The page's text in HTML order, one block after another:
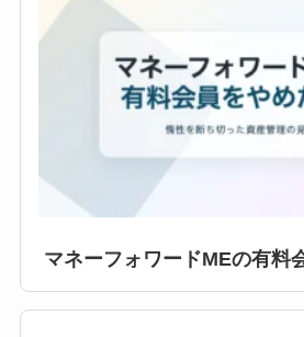
マネーフォワードMEの有料